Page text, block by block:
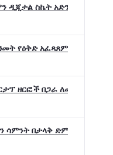
ዲጂታል ስኬት አድንቀዋል
የዕቅድ አፈጻጸምና የቀጣይ
ዘርፎች በጋራ ለመስራት መከሩ፡፡
ሳምንት በታላቅ ድምቀት